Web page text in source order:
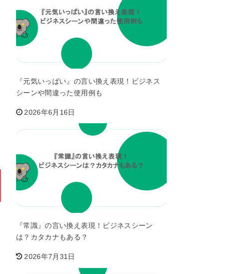
『元気いっぱい』の言い換え表現！ビジネス
シーンや間違った使用例も
2026年6月16日
『常識』の言い換え表現！ビジネスシーン
は？カタカナもある？
2026年7月31日